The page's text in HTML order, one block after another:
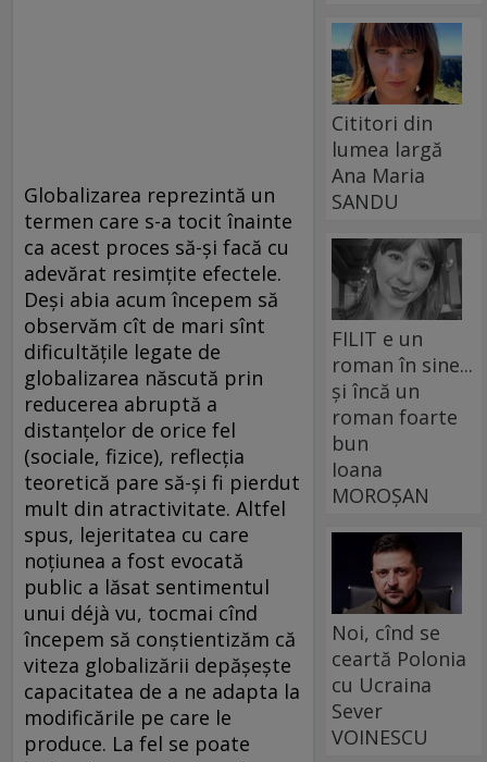
Globalizarea reprezintă un
termen care s-a tocit înainte
ca acest proces să-și facă cu
adevărat resimțite efectele.
Deși abia acum începem să
observăm cît de mari sînt
dificultățile legate de
globalizarea născută prin
reducerea abruptă a
distanțelor de orice fel
(sociale, fizice), reflecția
teoretică pare să-și fi pierdut
mult din atractivitate. Altfel
spus, lejeritatea cu care
noțiunea a fost evocată
public a lăsat sentimentul
unui déjà vu, tocmai cînd
începem să conștientizăm că
viteza globalizării depășește
capacitatea de a ne adapta la
modificările pe care le
produce. La fel se poate
Cititori din
lumea largă
Ana Maria
SANDU
FILIT e un
roman în sine...
și încă un
roman foarte
bun
Ioana
MOROȘAN
Noi, cînd se
ceartă Polonia
cu Ucraina
Sever
VOINESCU